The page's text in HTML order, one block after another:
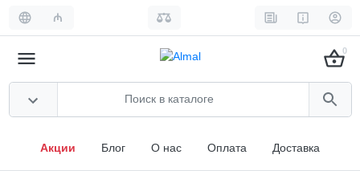
₼
0
Акции Блог О нас Оплата Доставка